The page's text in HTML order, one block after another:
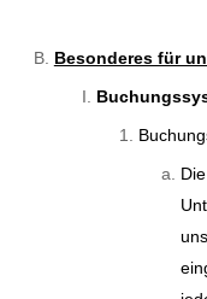
Besonderes für